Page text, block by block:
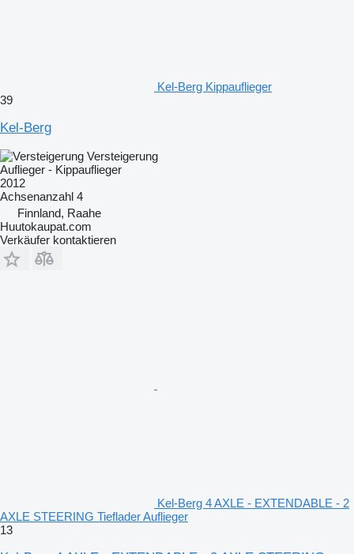
Kel-Berg Kippauflieger
39
Kel-Berg
Versteigerung
Auflieger - Kippauflieger
2012
Achsenanzahl 4
Finnland, Raahe
Huutokaupat.com
Verkäufer kontaktieren
Kel-Berg 4 AXLE - EXTENDABLE - 2
AXLE STEERING Tieflader Auflieger
13